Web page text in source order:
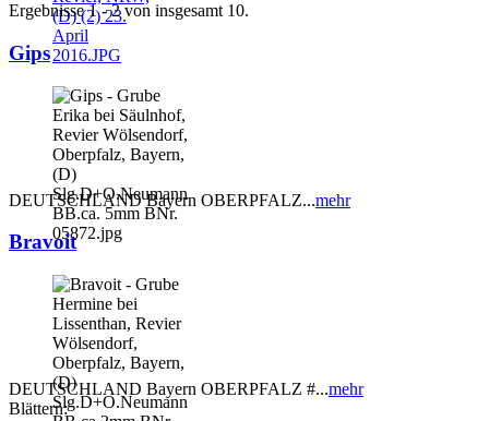
Ergebnisse 1 - 2 von insgesamt 10.
Gips
DEUTSCHLAND Bayern OBERPFALZ...mehr
Bravoit
DEUTSCHLAND Bayern OBERPFALZ #...mehr
Blättern: